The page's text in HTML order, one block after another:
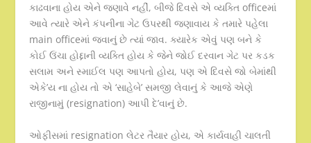
કાઢવાના હોય એને જણાવે નહીં, બીજે દિવસે એ વ્યક્તિ officeમાં
આવે ત્યારે એને કંપનીના ગેટ ઉપરથી જણાવાય કે તમારે પહેલા
main officeમાં જવાનું છે ત્યાં જાવ. ક્યારેક એવું પણ બને કે
કોઈ ઉંચા હોદ્દાની વ્યક્તિ હોય કે જેને જોઈ દરવાન ગેટ પર કડક
સલામ અને સ્માઈલ પણ આપતો હોય, પણ એ દિવસે જો બેમાંથી
એકે’ય ના હોય તો એ ‘સાહેબે’ સમજી લેવાનું કે આજે એણે
રાજીનામું (resignation) આપી દે’વાનું છે.
ઓફીસમાં resignation લેટર તૈયાર હોય, એ કાર્યવાહી ચાલતી